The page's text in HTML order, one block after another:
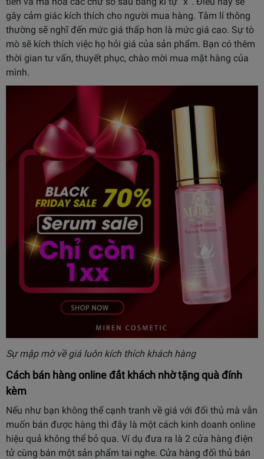
gây cảm giác kích thích cho người mua hàng. Tâm lí thông
thường sẽ nghĩ đến mức giá thấp hơn là mức giá cao. Sự tò
mò sẽ kích thích việc họ hỏi giá của sản phẩm. Bạn có thêm
thời gian tư vấn, thuyết phục, chào mời mua mặt hàng của
mình.
Sự mập mờ về giá luôn kích thích khách hàng
Cách bán hàng online đắt khách nhờ tặng quà đính
kèm
Nếu như bạn không thể cạnh tranh về giá với đối thủ mà vẫn
muốn bán được hàng thì đây là một cách kinh doanh online
hiệu quả không thể bỏ qua. Ví dụ đưa ra là 2 cửa hàng điện
tử cùng bán một sản phẩm tai nghe. Cửa hàng đối thủ bán